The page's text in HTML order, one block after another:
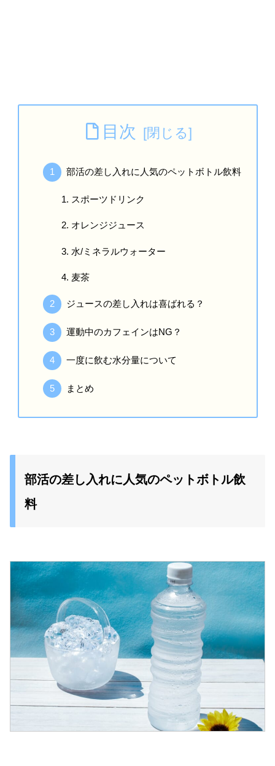
目次
部活の差し入れに人気のペットボトル飲料
スポーツドリンク
オレンジジュース
水/ミネラルウォーター
麦茶
ジュースの差し入れは喜ばれる？
運動中のカフェインはNG？
一度に飲む水分量について
まとめ
部活の差し入れに人気のペットボトル飲
料